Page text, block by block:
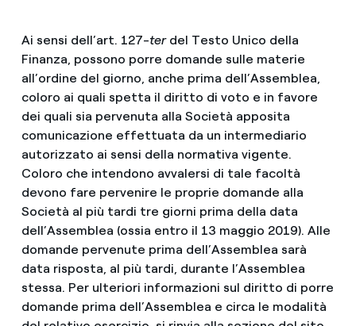
Ai sensi dell’art. 127-terdel Testo Unico della
Finanza, possono porre domande sulle materie
all’ordine del giorno, anche prima dell’Assemblea,
coloro ai quali spetta il diritto di voto e in favore
dei quali sia pervenuta alla Società apposita
comunicazione effettuata da un intermediario
autorizzato ai sensi della normativa vigente.
Coloro che intendono avvalersi di tale facoltà
devono fare pervenire le proprie domande alla
Società al più tardi tre giorni prima della data
dell’Assemblea (ossia entro il 13 maggio 2019). Alle
domande pervenute prima dell’Assemblea sarà
data risposta, al più tardi, durante l’Assemblea
stessa. Per ulteriori informazioni sul diritto di porre
domande prima dell’Assemblea e circa le modalità